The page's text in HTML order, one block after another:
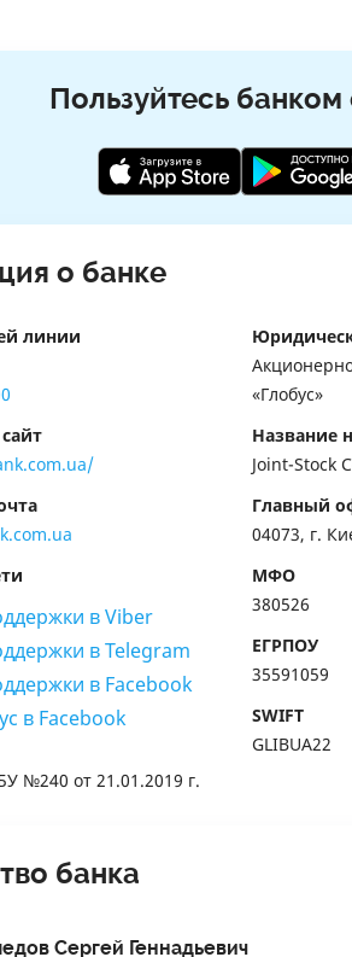
деньги;
сейфы и др.;
услуги
клиент-
другие
Пользуйтесь банком
о банке
линии
вViber
вTelegram
в Facebook
в Facebook
№240 от 21.01.2019 г.
«Глобус»
Название
Joint-Stock
Главный
04073, г.
МФО
380526
ЕГРПОУ
35591059
SWIFT
GLIBUA22
банка
Сергей Геннадьевич